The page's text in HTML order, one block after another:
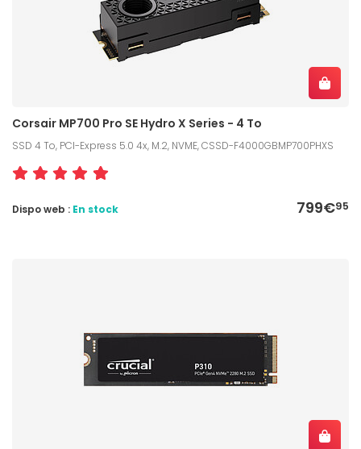
Corsair MP700 Pro SE Hydro X Series - 4 To
SSD 4 To, PCI-Express 5.0 4x, M.2, NVME, CSSD-F4000GBMP700PHXS
799€95
Dispo web : En stock